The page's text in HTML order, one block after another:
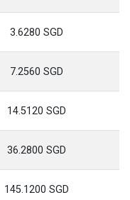
3.6280 SGD
7.2560 SGD
14.5120 SGD
36.2800 SGD
145.1200 SGD